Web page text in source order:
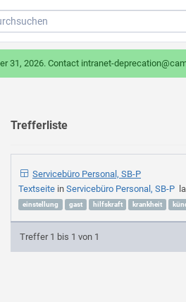
31, 2026. Contact intranet-
Trefferliste
Servicebüro Personal, SB-P
Textseite inServicebüro Personal, SB-P
einstellung
gast hilfskraft krankheit
Treffer 1 bis 1 von 1